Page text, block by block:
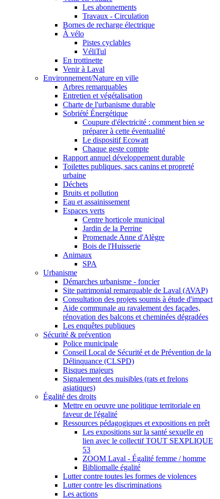
Les abonnements
Travaux - Circulation
Bornes de recharge électrique
À vélo
Pistes cyclables
VéliTul
En trottinette
Venir à Laval
Environnement/Nature en ville
Arbres remarquables
Entretien et végétalisation
Charte de l'urbanisme durable
Sobriété Énergétique
Coupure d'électricité : comment bien se
préparer à cette éventualité
Le dispositif Ecowatt
Chaque geste compte
Rapport annuel développement durable
Toilettes publiques, sacs canins et propreté
urbaine
Déchets
Bruits et pollution
Eau et assainissement
Espaces verts
Centre horticole municipal
Jardin de la Perrine
Promenade Anne d'Alègre
Bois de l'Huisserie
Animaux
SPA
Urbanisme
Démarches urbanisme - foncier
Site patrimonial remarquable de Laval (AVAP)
Consultation des projets soumis à étude d'impact
Aide communale au ravalement des façades,
rénovation des balcons et cheminées dégradées
Les enquêtes publiques
Sécurité & prévention
Police municipale
Conseil Local de Sécurité et de Prévention de la
Délinquance (CLSPD)
Risques majeurs
Signalement des nuisibles (rats et frelons
asiatiques)
Égalité des droits
Mettre en oeuvre une politique territoriale en
faveur de l'égalité
Ressources pédagogiques et expositions en prêt
Les expositions sur la santé sexuelle en
lien avec le collectif TOUT SEXPLIQUE
53
ZOOM Laval - Égalité femme / homme
Bibliomalle égalité
Lutter contre toutes les formes de violences
Lutter contre les discriminations
Les actions